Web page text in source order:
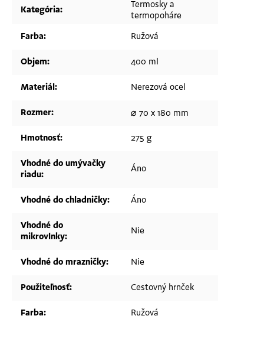
Kategória:
Termosky a
termopoháre
Farba: Ružová
Objem: 400 ml
Materiál : Nerezová ocel
Rozmer: ⌀ 70 x 180 mm
Hmotnosť: 275 g
Vhodné do umývačky
riadu:
Áno
Vhodné do chladničky: Áno
Vhodné do
mikrovlnky:
Nie
Vhodné do mrazničky: Nie
Použiteľnosť: Cestovný hrnček
Farba: Ružová